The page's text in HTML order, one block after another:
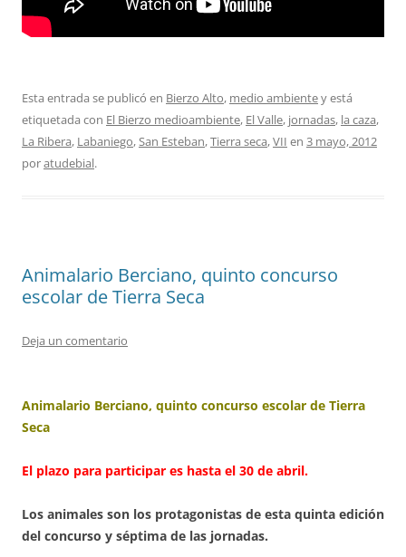
Esta entrada se publicó en Bierzo Alto, medio ambientey está
etiquetada con El Bierzo medioambiente, El Valle, jornadas, la caza,
La Ribera, Labaniego,San Esteban,Tierra seca,VII en 3 mayo, 2012
poratudebial.
Animalario Berciano, quinto concurso
escolar de Tierra Seca
Deja un comentario
Animalario Berciano, quinto concurso escolar de Tierra
Seca
El plazo para participar es hasta el 30 de abril.
Los animales son los protagonistas de esta quinta edición
del concurso y séptima de las jornadas.